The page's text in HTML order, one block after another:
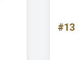
#13